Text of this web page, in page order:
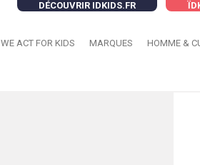
DÉCOUVRIR IDKIDS.FR
WE ACT FOR KIDS MARQUES HOMME &